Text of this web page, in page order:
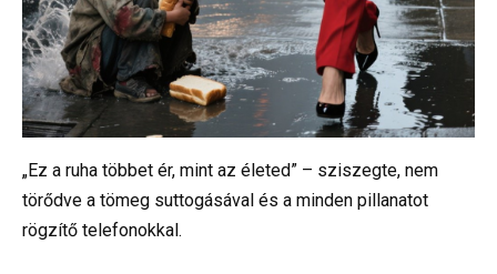
„Ez a ruha többet ér, mint az életed” – sziszegte, nem
törődve a tömeg suttogásával és a minden pillanatot
rögzítő telefonokkal.